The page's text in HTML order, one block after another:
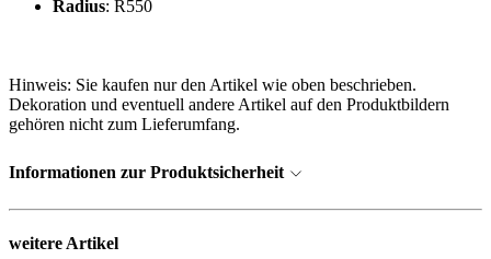
Radius: R550
Hinweis: Sie kaufen nur den Artikel wie oben beschrieben.
Dekoration und eventuell andere Artikel auf den Produktbildern
gehören nicht zum Lieferumfang.
Informationen zur Produktsicherheit
weitere Artikel